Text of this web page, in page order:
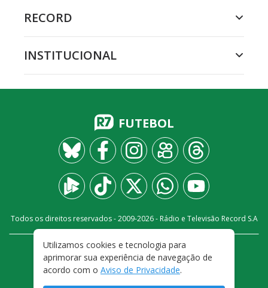
RECORD
INSTITUCIONAL
FUTEBOL
Todos os direitos reservados - 2009-2026- Rádio e Televisão Record S.A
FALE CONOSCO
PRIVACIDADE
TERMOS E CONDIÇÕES DE USO
Utilizamos cookies e tecnologia para
aprimorar sua experiência de navegação de
acordo com o Aviso de Privacidade.